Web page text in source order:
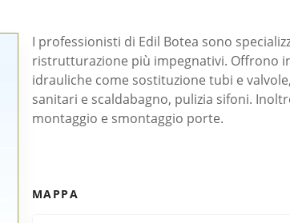
I professionisti di Edil Botea sono
ristrutturazione più impegnativi. Offrono
idrauliche come sostituzione tubi e
sanitari e scaldabagno, pulizia sifoni.
montaggio e smontaggio porte.
MAPPA